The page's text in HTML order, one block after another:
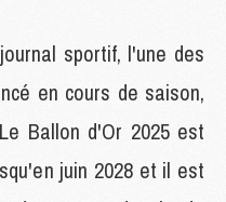
sportif, l'une des
en cours de saison,
Ballon d'Or 2025 est
juin 2028 et il est